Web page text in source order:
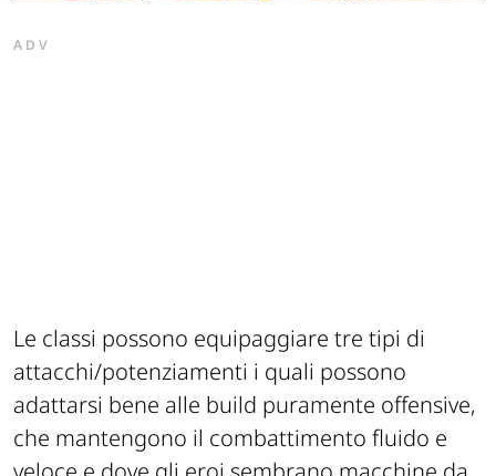
ADV
Le classi possono equipaggiare tre tipi di
attacchi/potenziamenti i quali possono
adattarsi bene alle build puramente offensive,
che mantengono il combattimento fluido e